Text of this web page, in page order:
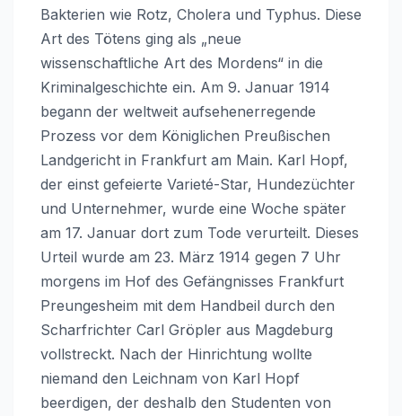
Bakterien wie Rotz, Cholera und Typhus. Diese
Art des Tötens ging als „neue
wissenschaftliche Art des Mordens“ in die
Kriminalgeschichte ein. Am 9. Januar 1914
begann der weltweit aufsehenerregende
Prozess vor dem Königlichen Preußischen
Landgericht in Frankfurt am Main. Karl Hopf,
der einst gefeierte Varieté-Star, Hundezüchter
und Unternehmer, wurde eine Woche später
am 17. Januar dort zum Tode verurteilt. Dieses
Urteil wurde am 23. März 1914 gegen 7 Uhr
morgens im Hof des Gefängnisses Frankfurt
Preungesheim mit dem Handbeil durch den
Scharfrichter Carl Gröpler aus Magdeburg
vollstreckt. Nach der Hinrichtung wollte
niemand den Leichnam von Karl Hopf
beerdigen, der deshalb den Studenten von